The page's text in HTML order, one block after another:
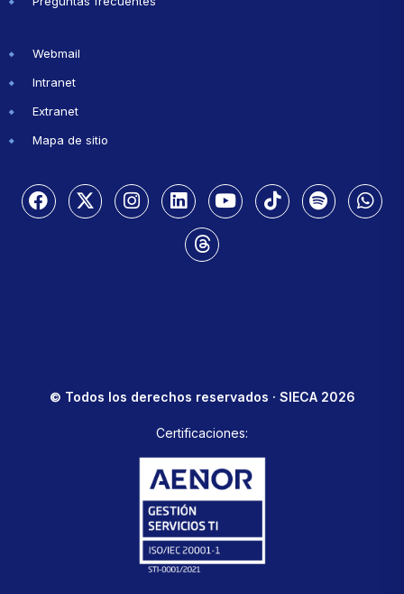
Webmail
Intranet
Extranet
Mapa de sitio
© Todos los derechos reservados · SIECA 2026
Certificaciones: